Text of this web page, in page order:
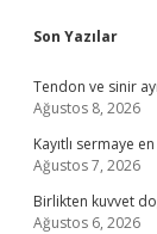
Son Yazılar
Tendon ve sinir
Ağustos 8, 2026
Kayıtlı sermaye
Ağustos 7, 2026
Birlikten kuvvet
Ağustos 6, 2026